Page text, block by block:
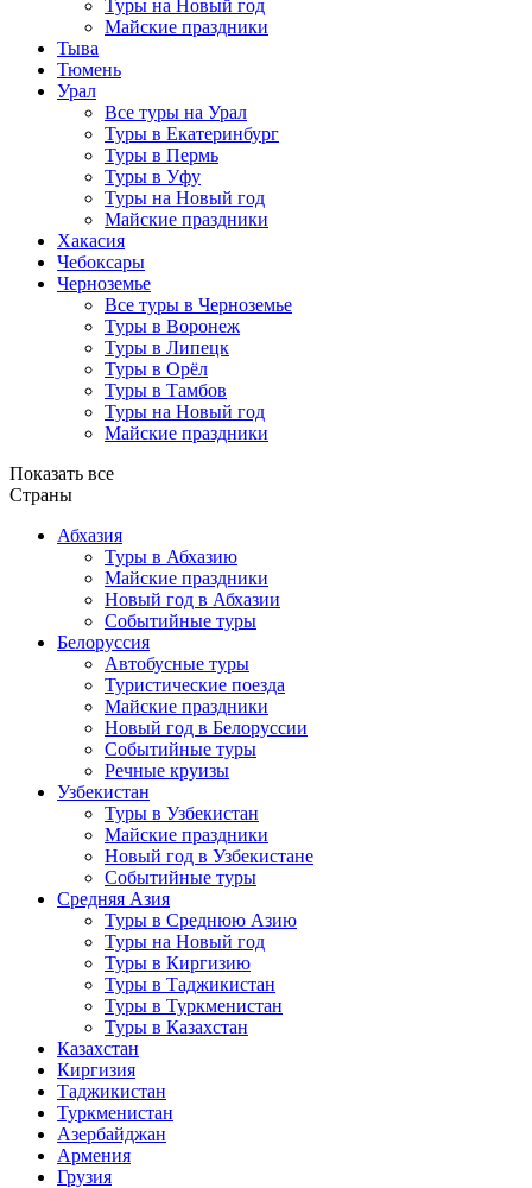
Туры на Новый год
Майские праздники
Тыва
Тюмень
Урал
Все туры на Урал
Туры в Екатеринбург
Туры в Пермь
Туры в Уфу
Туры на Новый год
Майские праздники
Хакасия
Чебоксары
Черноземье
Все туры в Черноземье
Туры в Воронеж
Туры в Липецк
Туры в Орёл
Туры в Тамбов
Туры на Новый год
Майские праздники
Показать все
Страны
Абхазия
Туры в Абхазию
Майские праздники
Новый год в Абхазии
Событийные туры
Белоруссия
Автобусные туры
Туристические поезда
Майские праздники
Новый год в Белоруссии
Событийные туры
Речные круизы
Узбекистан
Туры в Узбекистан
Майские праздники
Новый год в Узбекистане
Событийные туры
Средняя Азия
Туры в Среднюю Азию
Туры на Новый год
Туры в Киргизию
Туры в Таджикистан
Туры в Туркменистан
Туры в Казахстан
Казахстан
Киргизия
Таджикистан
Туркменистан
Азербайджан
Армения
Грузия